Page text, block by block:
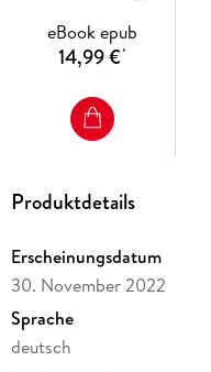
eBook epub
14,99 €*
Produktdetails
Erscheinungsdatum
30. November 2022
Sprache
deutsch